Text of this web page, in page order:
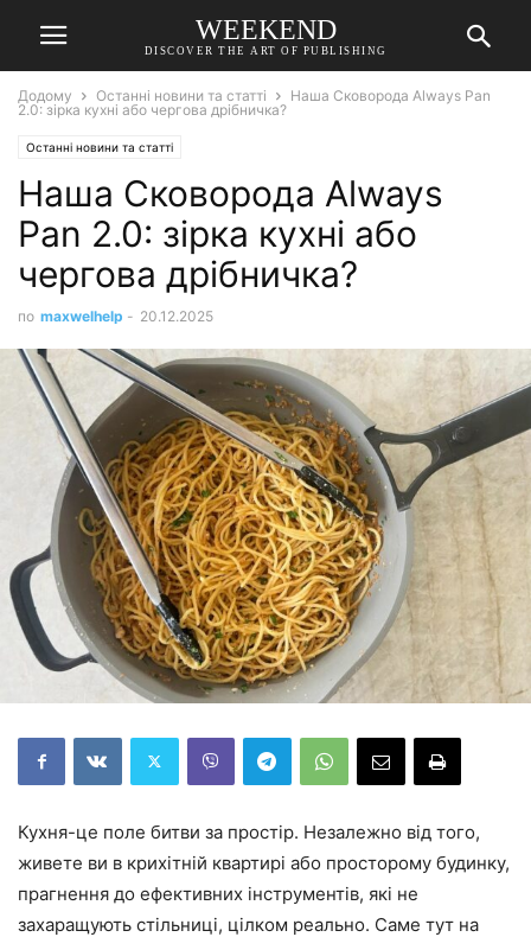
WEEKEND
DISCOVER THE ART OF PUBLISHING
Додому Останні новини та статті
Наша Сковорода Always Pan
2.0: зірка кухні або чергова дрібничка?
Останні новини та статті
Наша Сковорода Always
Pan 2.0: зірка кухні або
чергова дрібничка?
по maxwelhelp - 20.12.2025
Кухня-це поле битви за простір. Незалежно від того,
живете ви в крихітній квартирі або просторому будинку,
прагнення до ефективних інструментів, які не
захаращують стільниці, цілком реально. Саме тут на